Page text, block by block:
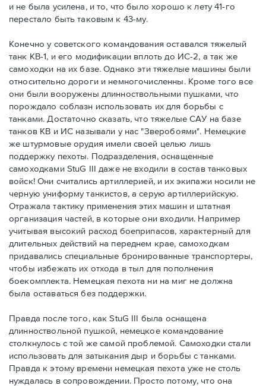
и не была усилена, и то, что было хорошо к лету 41-го
перестало быть таковым к 43-му.
Конечно у советского командования оставался тяжелый
танк КВ-1, и его модификации вплоть до ИС-2, а так же
самоходки на их базе. Однако эти тяжелые машины были
относительно дороги и немногочисленны. Кроме того все
они были вооружены длинноствольными пушками, что
порождало соблазн использовать их для борьбы с
танками. Достаточно сказать, что тяжелые САУ на базе
танков КВ и ИС называли у нас "Зверобоями". Немецкие
же штурмовые орудия имели своей целью лишь
поддержку пехоты. Подразделения, оснащенные
самоходками StuG III даже не входили в состав танковых
войск! Они считались артиллерией, и их экипажи носили не
черную униформу танкистов, а серую артиллерийскую.
Отражала тактику применения этих машин и штатная
организация частей, в которые они входили. Например
учитывая высокий расход боеприпасов, характерный для
длительных действий на переднем крае, самоходкам
придавались специальные бронированные транспортеры,
чтобы избежать их отхода в тыл для пополнения
боекомплекта. Немецкая пехота ни на миг не должна
была оставаться без поддержки.
Правда после того, как StuG III была оснащена
длинноствольной пушкой, немецкое командование
столкнулось с той же самой проблемой. Самоходки стали
использовать для затыкания дыр и борьбы с танками.
Правда к этому времени немецкая пехота уже не столь
нуждалась в сопровождении. Просто потому, что она